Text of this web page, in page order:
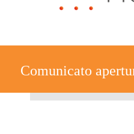
Comunicato